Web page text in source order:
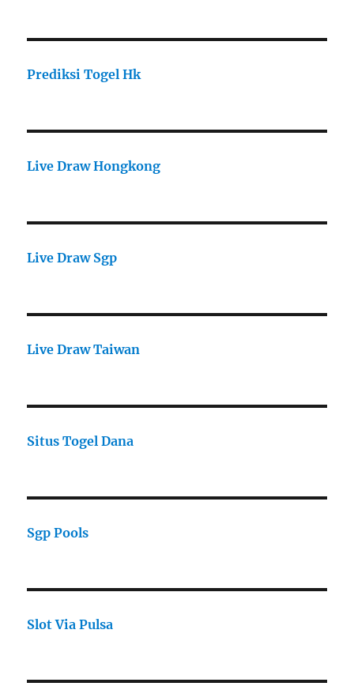
Prediksi Togel Hk
Live Draw Hongkong
Live Draw Sgp
Live Draw Taiwan
Situs Togel Dana
Sgp Pools
Slot Via Pulsa